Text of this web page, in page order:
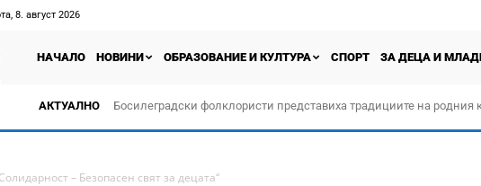
8. август 2026
НАЧАЛО НОВИНИ ОБРАЗОВАНИЕ И КУЛТУРА СПОРТ ЗА ДЕЦА И
АКТУАЛНО
Босилеградски фолклористи представиха традициите на родния
творчество „Прођох Левач, прођох Шумадију“
– Безопасен свят за децата“